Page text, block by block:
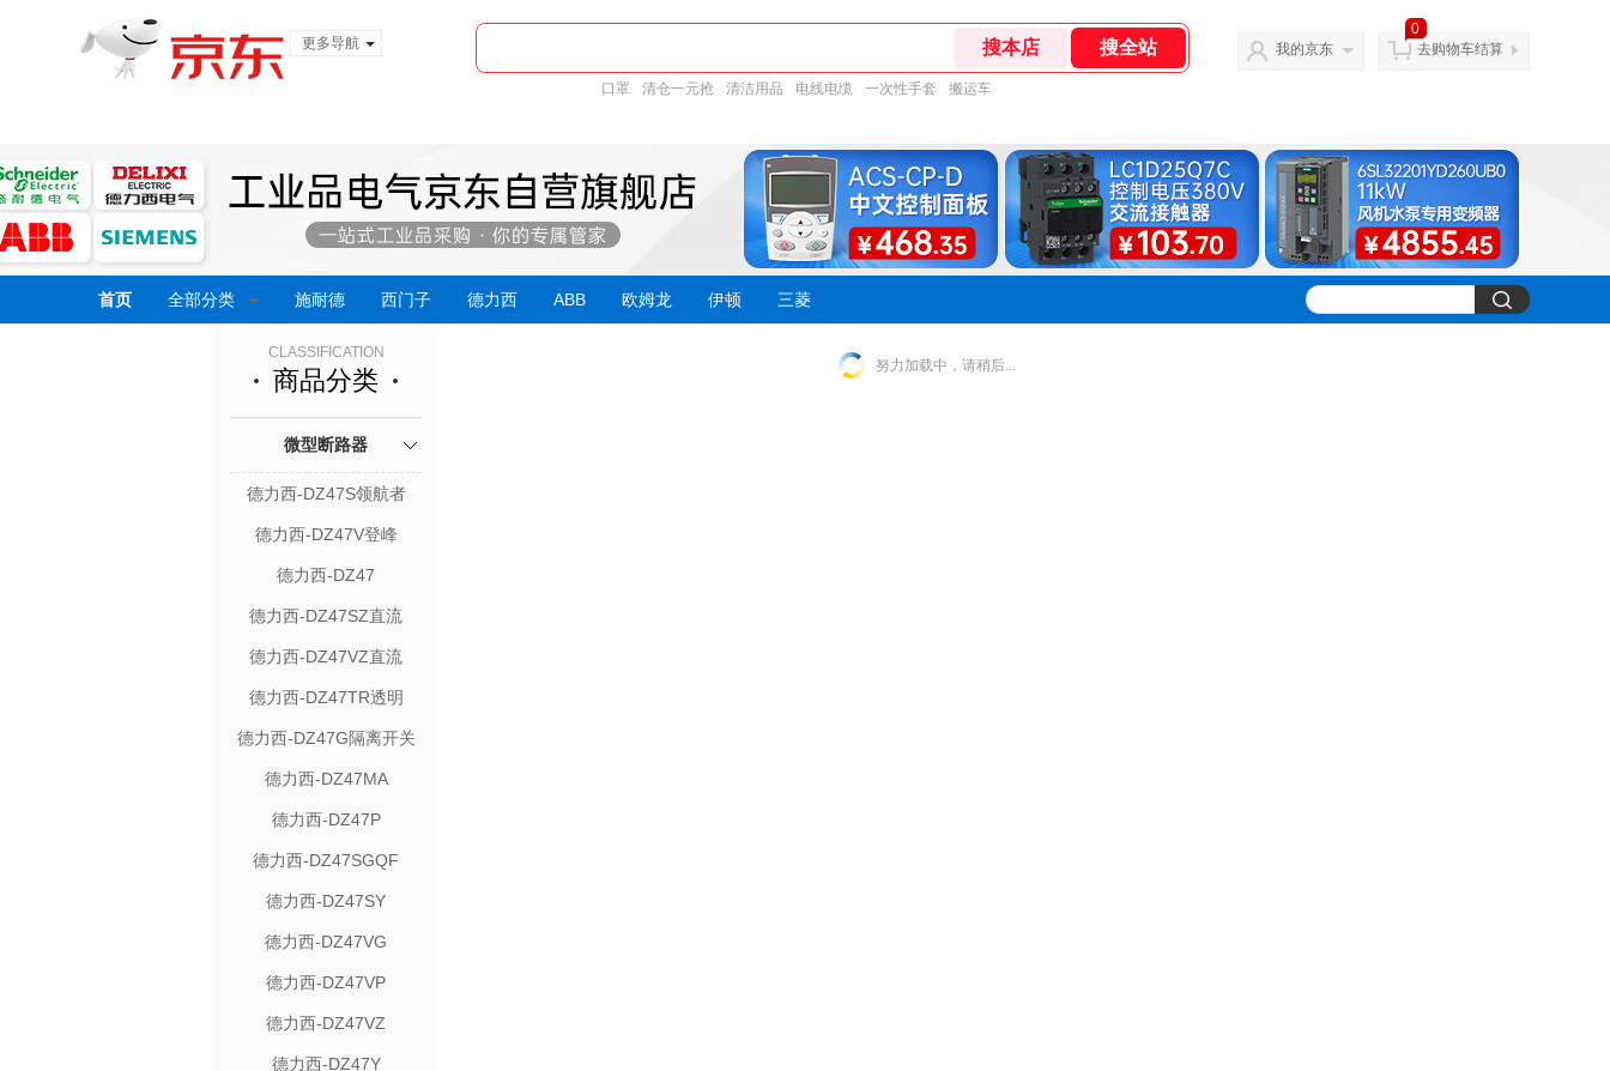
更多导航
口罩 清仓一元抢 清洁用品 电线电缆 一次性手套 搬运车
我的京东
0
去购物车结算
首页 全部分类 施耐德 西门子 德力西 ABB 欧姆龙 伊顿 三菱
CLASSIFICATION
商品分类
微型断路器
德力西-DZ47S领航者
德力西-DZ47V登峰
德力西-DZ47
德力西-DZ47SZ直流
德力西-DZ47VZ直流
德力西-DZ47TR透明
德力西-DZ47G隔离开关
德力西-DZ47MA
德力西-DZ47P
德力西-DZ47SGQF
德力西-DZ47SY
德力西-DZ47VG
德力西-DZ47VP
德力西-DZ47VZ
德力西-DZ47Y
努力加载中，请稍后...